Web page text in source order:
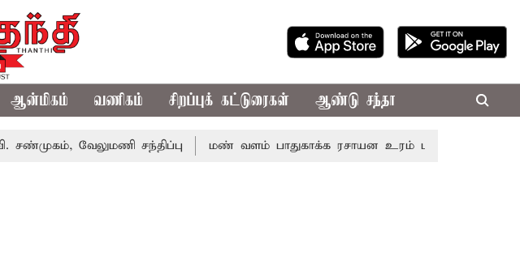
ஆன்மிகம் வணிகம் சிறப்புக் கட்டுரைகள் ஆண்டு சந்தா
வேலுமணி சந்திப்பு மண் வளம் பாதுகாக்க ரசாயன உரம் பயன்பாட்டை தவிர்க்க